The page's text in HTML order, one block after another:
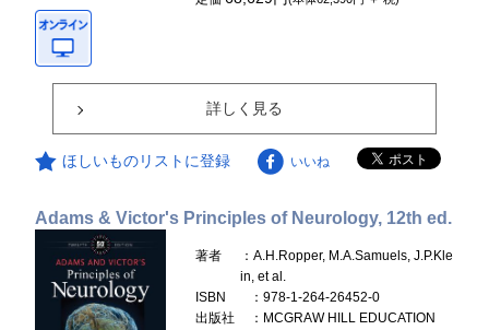
詳しく見る
ほしいものリストに登録 いいね
Adams & Victor's Principles of Neurology, 12th ed.
著者
：A.H.Ropper, M.A.Samuels, J.P.Kle
in, et al.
ISBN
：978-1-264-26452-0
出版社
：MCGRAW HILL EDUCATION